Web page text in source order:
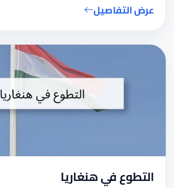
عرض التفاصيل
التطوع في هنغاريا